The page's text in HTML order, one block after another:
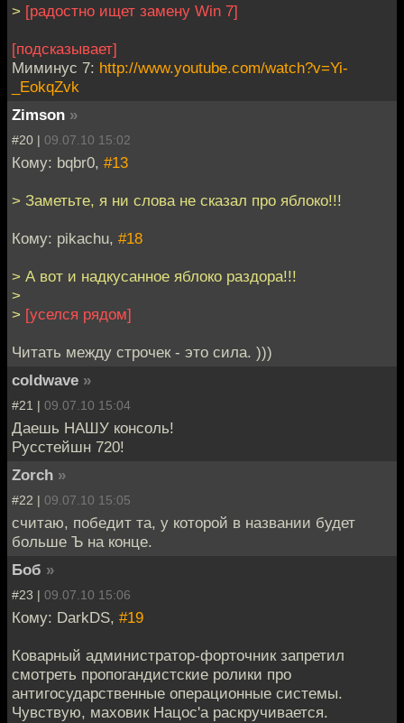
> [радостно ищет замену Win 7]
[подсказывает]
Миминус 7: http://www.youtube.com/watch?v=Yi-
_EokqZvk
Zimson »
#20 | 09.07.10 15:02
Кому: bqbr0, #13
> Заметьте, я ни слова не сказал про яблоко!!!
Кому: pikachu, #18
> А вот и надкусанное яблоко раздора!!!
>
> [уселся рядом]
Читать между строчек - это сила. )))
coldwave »
#21 | 09.07.10 15:04
Даешь НАШУ консоль!
Русстейшн 720!
Zorch »
#22 | 09.07.10 15:05
считаю, победит та, у которой в названии будет
больше Ъ на конце.
Боб »
#23 | 09.07.10 15:06
Кому: DarkDS, #19
Коварный администратор-форточник запретил
смотреть пропогандистские ролики про
антигосударственные операционные системы.
Чувствую, маховик Нацос'a раскручивается.